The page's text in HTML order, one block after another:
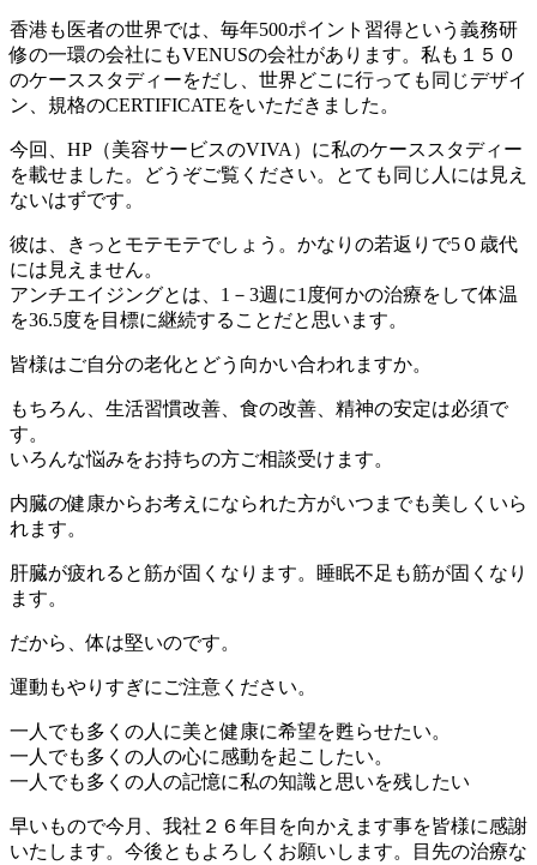
香港も医者の世界では、毎年500ポイント習得という義務研
修の一環の会社にもVENUSの会社があります。私も１５０
のケーススタディーをだし、世界どこに行っても同じデザイ
ン、規格のCERTIFICATEをいただきました。
今回、HP（美容サービスのVIVA）に私のケーススタディー
を載せました。どうぞご覧ください。とても同じ人には見え
ないはずです。
彼は、きっとモテモテでしょう。かなりの若返りで5０歳代
には見えません。
アンチエイジングとは、1－3週に1度何かの治療をして体温
を36.5度を目標に継続することだと思います。
皆様はご自分の老化とどう向かい合われますか。
もちろん、生活習慣改善、食の改善、精神の安定は必須で
す。
いろんな悩みをお持ちの方ご相談受けます。
内臓の健康からお考えになられた方がいつまでも美しくいら
れます。
肝臓が疲れると筋が固くなります。睡眠不足も筋が固くなり
ます。
だから、体は堅いのです。
運動もやりすぎにご注意ください。
一人でも多くの人に美と健康に希望を甦らせたい。
一人でも多くの人の心に感動を起こしたい。
一人でも多くの人の記憶に私の知識と思いを残したい
早いもので今月、我社２６年目を向かえます事を皆様に感謝
いたします。今後ともよろしくお願いします。目先の治療な